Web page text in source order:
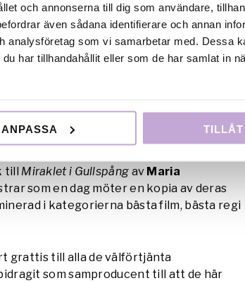
och annonserna till dig som användare,
även sådana identifierare och annan
analysföretag som vi samarbetar med. Dessa
har tillhandahållit eller som de har samlat in
ANPASSA
Syndabocken, som fick rekordmånga sju Guldbaggar.
hela sju Guldbaggar: bästa regi, bästa
hans bröllop.
till Miraklet i Gullspång av Maria
som en dag möter en kopia av deras
i kategorierna bästa film, bästa regi
grattis till alla de välförtjänta
som samproducent till att de här